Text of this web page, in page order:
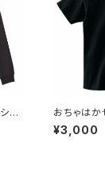
ャ
おちゃは
¥3,000